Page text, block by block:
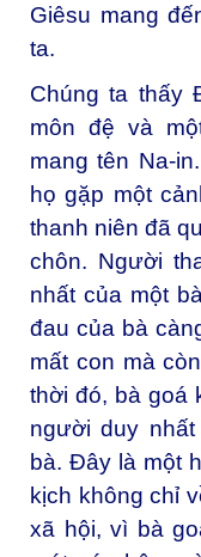
Giêsu mang
ta.
Chúng ta thấy
môn đệ và
mang tên Na-
họ gặp một
thanh niên đã
chôn. Người
nhất của một
đau của bà
mất con mà
thời đó, bà goá
người duy
bà. Đây là một
kịch không chỉ
xã hội, vì bà